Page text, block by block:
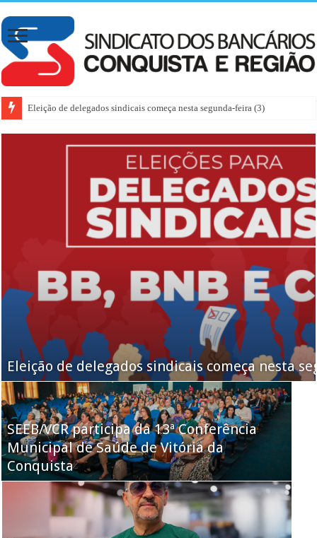
Eleição de delegados sindicais começa nesta segunda-feira (3)
Eleição de delegados sindicais começa nesta
SEEB/VCR participa da 13ª Conferência
Municipal de Saúde de Vitória da
Conquista